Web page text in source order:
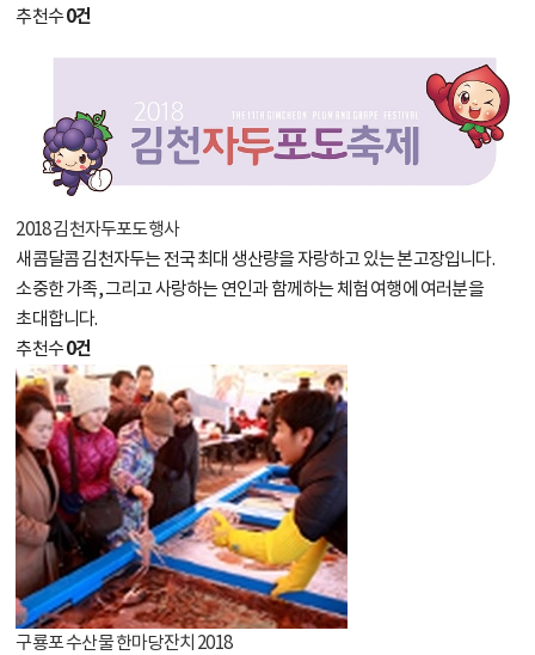
추천수0건
2018 김천자두포도행사
새콤달콤 김천자두는 전국 최대 생산량을 자랑하고 있는 본고장입니다.
소중한 가족, 그리고 사랑하는 연인과 함께하는 체험 여행에 여러분을
초대합니다.
추천수0건
구룡포 수산물 한마당잔치 2018